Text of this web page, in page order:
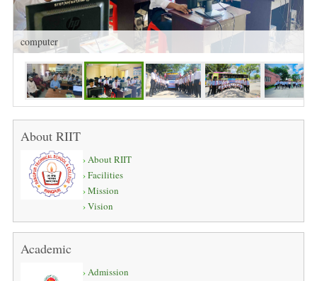
computer
About RIIT
About RIIT
Facilities
Mission
Vision
Academic
Admission